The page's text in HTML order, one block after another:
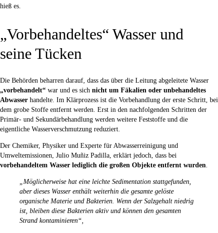
hieß es.
„Vorbehandeltes“ Wasser und
seine Tücken
Die Behörden beharren darauf, dass das über die Leitung abgeleitete Wasser
„vorbehandelt“ war und es sich nicht um Fäkalien oder unbehandeltes
Abwasser handelte. Im Klärprozess ist die Vorbehandlung der erste Schritt, bei
dem grobe Stoffe entfernt werden. Erst in den nachfolgenden Schritten der
Primär- und Sekundärbehandlung werden weitere Feststoffe und die
eigentliche Wasserverschmutzung reduziert.
Der Chemiker, Physiker und Experte für Abwasserreinigung und
Umweltemissionen, Julio Muñiz Padilla, erklärt jedoch, dass bei
vorbehandeltem Wasser lediglich die großen Objekte entfernt wurden.
„Möglicherweise hat eine leichte Sedimentation stattgefunden,
aber dieses Wasser enthält weiterhin die gesamte gelöste
organische Materie und Bakterien. Wenn der Salzgehalt niedrig
ist, bleiben diese Bakterien aktiv und können den gesamten
Strand kontaminieren“,